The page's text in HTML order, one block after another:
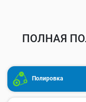
ПОЛНАЯ
Полировка